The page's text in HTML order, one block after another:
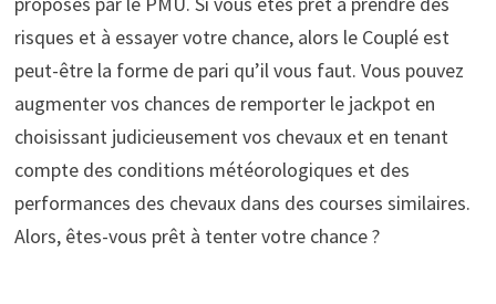
risques et à essayer votre chance, alors le Couplé est
peut-être la forme de pari qu’il vous faut. Vous pouvez
augmenter vos chances de remporter le jackpot en
choisissant judicieusement vos chevaux et en tenant
compte des conditions météorologiques et des
performances des chevaux dans des courses similaires.
Alors, êtes-vous prêt à tenter votre chance ?